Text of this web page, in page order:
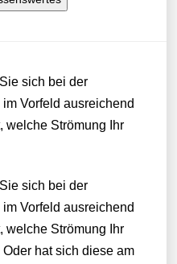
sich bei der
Vorfeld ausreichend
welche Strömung Ihr
sich bei der
Vorfeld ausreichend
welche Strömung Ihr
hat sich diese am